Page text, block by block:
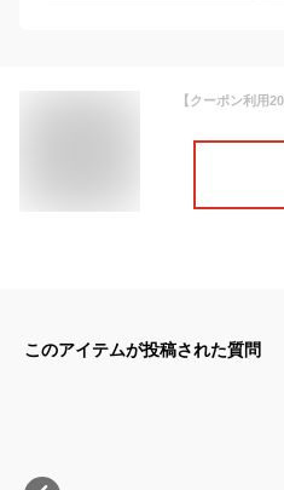
このアイテムが投稿された質問